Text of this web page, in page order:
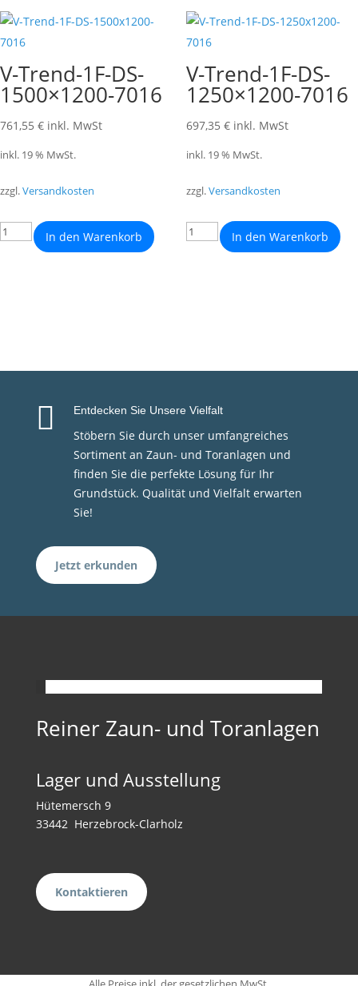
V-Trend-1F-DS-
1500×1200-7016
761,55 € inkl. MwSt
inkl. 19 % MwSt.
zzgl.Versandkosten
In den Warenkorb
V-Trend-1F-DS-
1250×1200-7016
697,35 € inkl. MwSt
inkl. 19 % MwSt.
zzgl.Versandkosten
In den Warenkorb
 Entdecken Sie Unsere Vielfalt
Stöbern Sie durch unser umfangreiches
Sortiment an Zaun- und Toranlagen und
finden Sie die perfekte Lösung für Ihr
Grundstück. Qualität und Vielfalt erwarten
Sie!
Jetzt erkunden
Reiner Zaun- und Toranlagen
Lager und Ausstellung
Hütemersch 9
33442 Herzebrock-Clarholz
Kontaktieren